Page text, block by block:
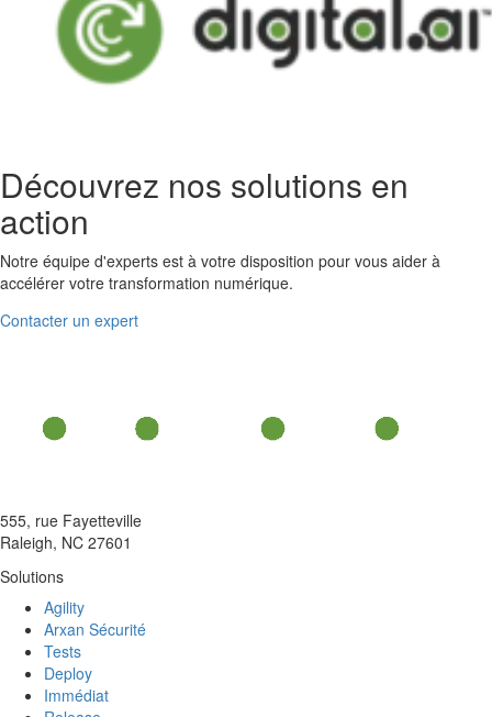
Découvrez nos solutions en
action
Notre équipe d'experts est à votre disposition pour vous aider à
accélérer votre transformation numérique.
Contacter un expert
555, rue Fayetteville
Raleigh, NC 27601
Solutions
Agility
Arxan Sécurité
Tests
Deploy
Immédiat